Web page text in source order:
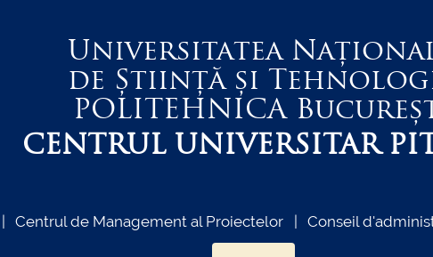
Universitatea
de Știință și
POLITEHNICA
CENTRUL UNIVERSITAR
Centrul de Management al Proiectelor Conseil